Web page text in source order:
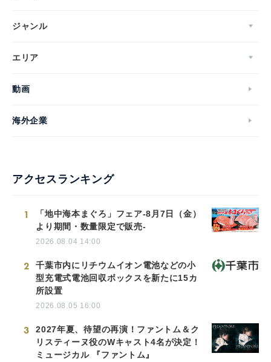
ジャンル
エリア
動画
海外企業
アクセスランキング
1
「地中海本まぐろ」フェア-8月7日（金）
より期間・数量限定で販売-
2026.08.04 14:00
2
千葉市内にリチウムイオン電池などの小
型充電式電池回収ボックスを新たに15カ
所設置
2026.08.05 16:00
3
2027年夏、待望の再演！ファントム＆ク
リスティーヌ役のWキャスト4名が決定！
ミュージカル 『ファントム』